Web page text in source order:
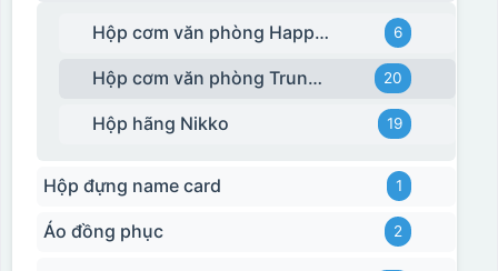
Hộp cơm văn phòng Happy Cook 6
Hộp cơm văn phòng Trung Quốc 20
Hộp hãng Nikko 19
Hộp đựng name card 1
Áo đồng phục 2